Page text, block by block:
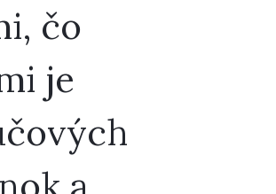
čo
je